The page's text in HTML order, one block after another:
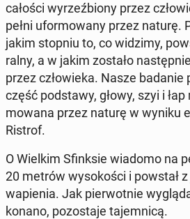
całości wy­rzeź­bio­ny przez
pełni ufor­mo­wa­ny przez naturę.
jakim stopniu to, co widzimy,
ral­ny, a w jakim zostało
przez czło­wie­ka. Nasze badanie
część pod­sta­wy, głowy, szyi i
mo­wa­na przez naturę w wyniku
Ristrof.
O Wielkim Sfink­sie wiadomo na
20 metrów wy­so­ko­ści i powstał
wa­pie­nia. Jak pier­wot­nie
ko­na­no, po­zo­sta­je ta­jem­ni­cą.